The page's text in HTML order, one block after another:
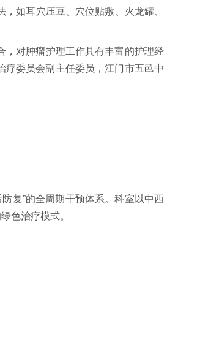
如耳穴压豆、穴位贴敷、火龙罐、
对肿瘤护理工作具有丰富的护理经
委员会副主任委员，江门市五邑中
复”的全周期干预体系。科室以中西
色治疗模式。